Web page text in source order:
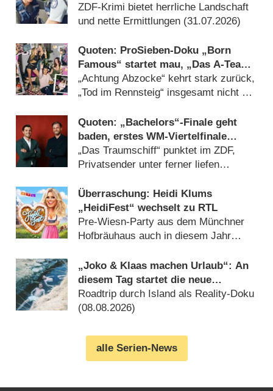
Krimi – Review
ZDF-Krimi bietet herrliche Landschaft
und nette Ermittlungen (31.07.2026)
Quoten: ProSieben-Doku „Born
Famous“ startet mau, „Das A-Team“
holt Zielgruppensieg
„Achtung Abzocke“ kehrt stark zurück,
„Tod im Rennsteig“ insgesamt nicht zu
Quoten: „Bachelors“-Finale geht
baden, erstes WM-Viertelfinale
bärenstark
„Das Traumschiff“ punktet im ZDF,
Privatsender unter ferner liefen
Überraschung: Heidi Klums
„HeidiFest“ wechselt zu RTL
Pre-Wiesn-Party aus dem Münchner
Hofbräuhaus auch in diesem Jahr
„Joko & Klaas machen Urlaub“: An
diesem Tag startet die neue
Sendung des Entertainer-Duos
Roadtrip durch Island als Reality-Doku
(08.08.2026)
alle Serien-News